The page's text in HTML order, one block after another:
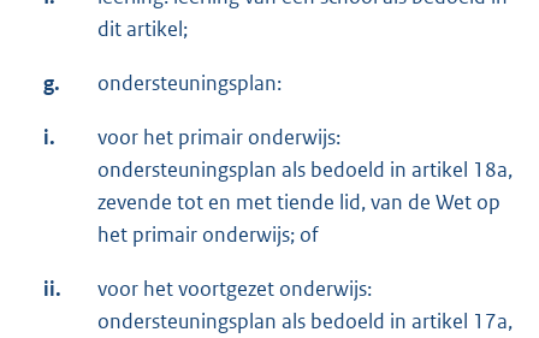
dit artikel;
g. ondersteuningsplan:
i.
voor het primair onderwijs:
ondersteuningsplan als bedoeld in artikel 18a,
zevende tot en met tiende lid, van de Wet op
het primair onderwijs; of
ii.
voor het voortgezet onderwijs:
ondersteuningsplan als bedoeld in artikel 17a,